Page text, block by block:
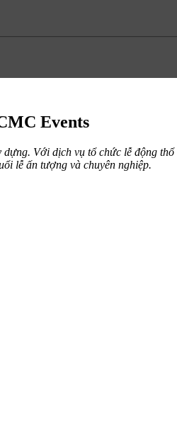
Events
Với dịch vụ tổ chức lễ động
lễ ấn tượng và chuyên nghiệp.